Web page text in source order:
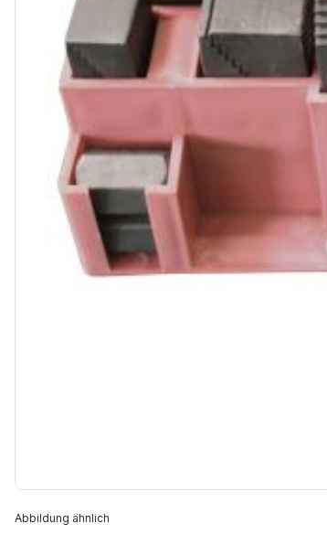
Abbildung ähnlich